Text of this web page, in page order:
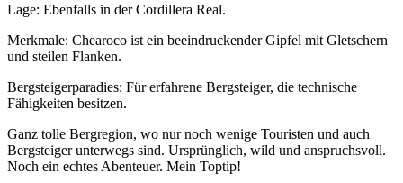
Lage: Ebenfalls in der Cordillera Real.
Merkmale: Chearoco ist ein beeindruckender Gipfel mit Gletschern
und steilen Flanken.
Bergsteigerparadies: Für erfahrene Bergsteiger, die technische
Fähigkeiten besitzen.
Ganz tolle Bergregion, wo nur noch wenige Touristen und auch
Bergsteiger unterwegs sind. Ursprünglich, wild und anspruchsvoll.
Noch ein echtes Abenteuer. Mein Toptip!